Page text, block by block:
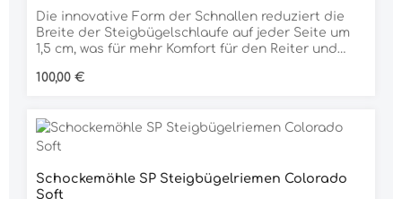
Die innovative Form der Schnallen reduziert die
Breite der Steigbügelschlaufe auf jeder Seite um
1,5 cm, was für mehr Komfort für den Reiter und
Darüber hinaus wurden die Schnallen mit L (links)
optimale Widerstandsfähigkeit und absolute
Sicherheit beim Springen und Dressurreiten zu
Regulärer Preis:
100,00 €
Schockemöhle SP Steigbügelriemen Colorado
Soft